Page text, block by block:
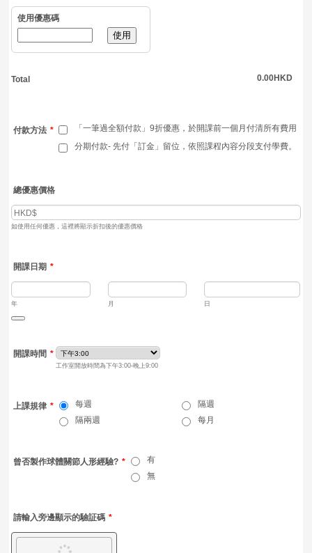
使用優惠碼
使用
Total 0.00 HKD
0.00HKD
付款方法 *
「一筆過全額付款」9折優惠，於開課前一個月付清所有費用
分期付款- 先付「訂金」留位，依照課程內容分段支付學費。
總優惠價格
如使用任何優惠，這裡將顯示折扣後的優惠價格
開課日期 *
年 月 日
開課時間 *
工作室開放時間為下午3:00-晚上9:00
上課規律 * 每週
隔週
隔兩週
每月
曾否製作球體關節人形經驗? *
有
無
請輸入旁邊顯示的驗証碼 *